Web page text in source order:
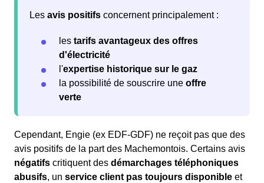
Les avis positifs concernent principalement :
les tarifs avantageux des offres
d'électricité
l'expertise historique sur le gaz
la possibilité de souscrire une offre
verte
Cependant, Engie (ex EDF-GDF) ne reçoit pas que des
avis positifs de la part des Machemontois. Certains avis
négatifs critiquent des démarchages téléphoniques
abusifs, un service client pas toujours disponible et